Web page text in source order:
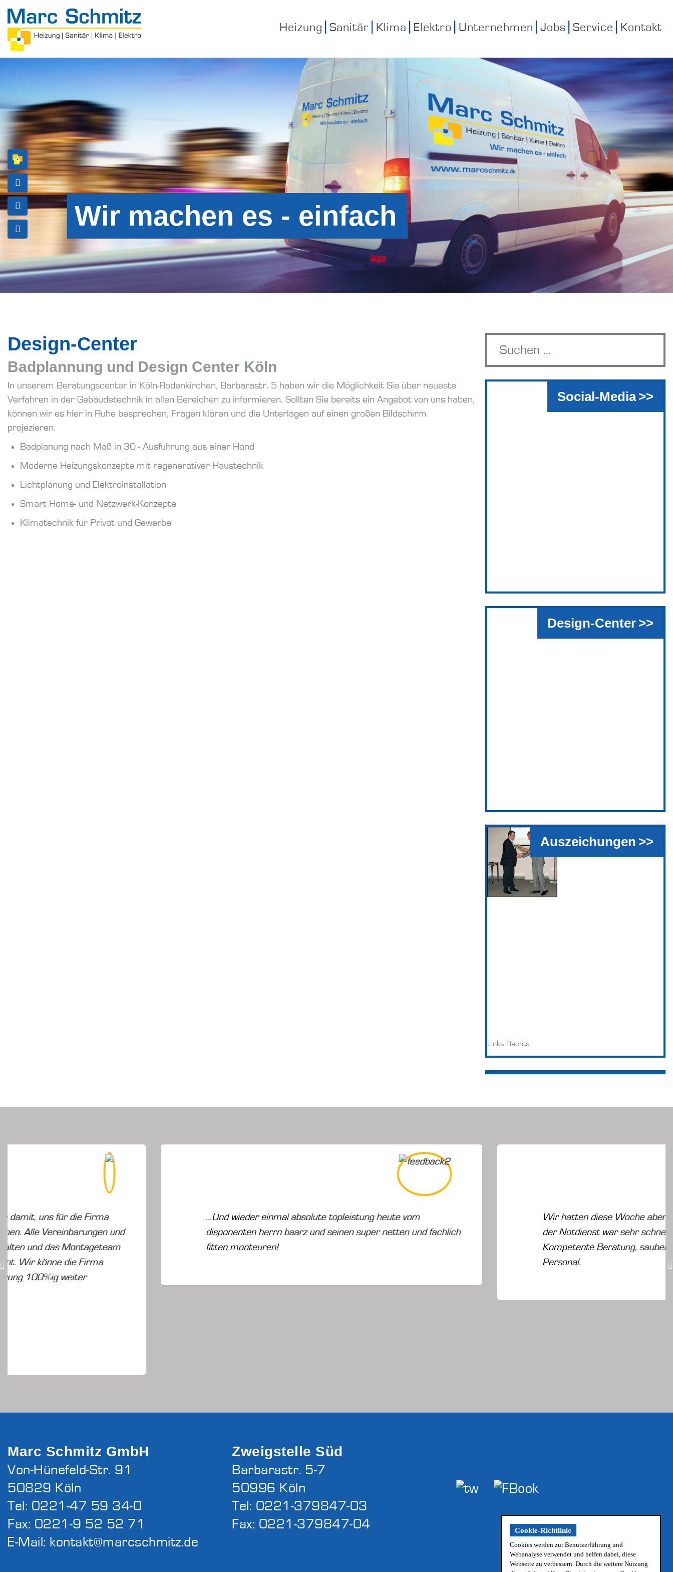
Heizung Sanitär Klima Elektro Unternehmen Jobs Service Kontakt
Wir machen es - einfach
Design-Center
Badplannung und Design Center Köln
In unserem Beratungscenter in Köln-Rodenkirchen, Barbarastr. 5 haben wir die Möglichkeit Sie über neueste
Verfahren in der Gebäudetechnik in allen Bereichen zu informieren. Sollten Sie bereits ein Angebot von uns haben,
können wir es hier in Ruhe besprechen, Fragen klären und die Unterlagen auf einen großen Bildschirm
projezieren.
Badplanung nach Maß in 30 - Ausführung aus einer Hand
Moderne Heizungskonzepte mit regenerativer Haustechnik
Lichtplanung und Elektroinstallation
Smart Home- und Netzwerk-Konzepte
Klimatechnik für Privat und Gewerbe
Social-Media
Design-Center
Links Rechts
Auszeichungen
...Und wieder einmal absolute topleistung heute vom
disponenten herrn baarz und seinen super netten und fachlich
fitten monteuren!
Wir hatten diese Woche abends einen Rohrbruch im Haus,
der Notdienst war sehr schnell da und hat uns geholfen.
Kompetente Beratung, saubere Arbeit und sehr nettes
Marc Schmitz GmbH
Von-Hünefeld-Str. 91
50829 Köln
Tel: 0221-47 59 34-0
Fax: 0221-9 52 52 71
E-Mail: kontakt@marcschmitz.de
Zweigstelle Süd
Barbarastr. 5-7
50996 Köln
Tel: 0221-379847-03
Fax: 0221-379847-04
Cookie-Richtlinie
Cookies werden zur Benutzerführung und
Webanalyse verwendet und helfen dabei, diese
Webseite zu verbessern. Durch die weitere Nutzung